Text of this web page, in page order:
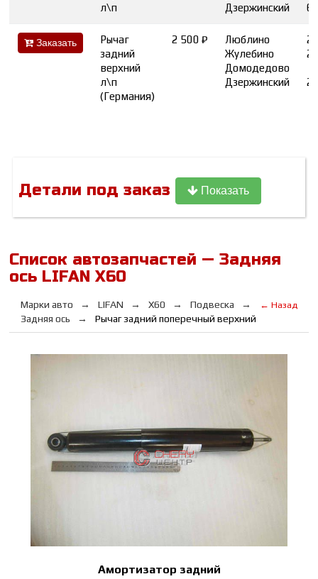
л\п
Дзержинский
6
Заказать
Рычаг
задний
верхний
л\п
(Германия)
2 500 ₽
Люблино
Жулебино
Домодедово
Дзержинский
2
2
2
Детали под заказ Показать
Список автозапчастей — Задняя
ось LIFAN Х60
Марки авто LIFAN Х60
Подвеска
Задняя ось
Рычаг задний поперечный верхний
← Назад
Амортизатор задний